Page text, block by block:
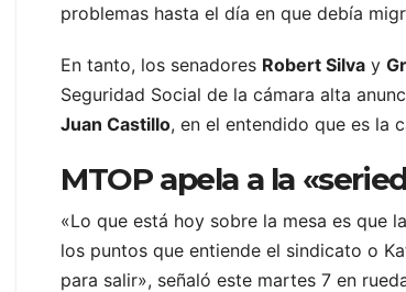
problemas hasta el día en que debía
En tanto, los senadores Robert Silva y
Seguridad Social de la cámara alta
Juan Castillo, en el entendido que es la
MTOP apela a la
«Lo que está hoy sobre la mesa es que
los puntos que entiende el sindicato o
para salir», señaló este martes 7 en